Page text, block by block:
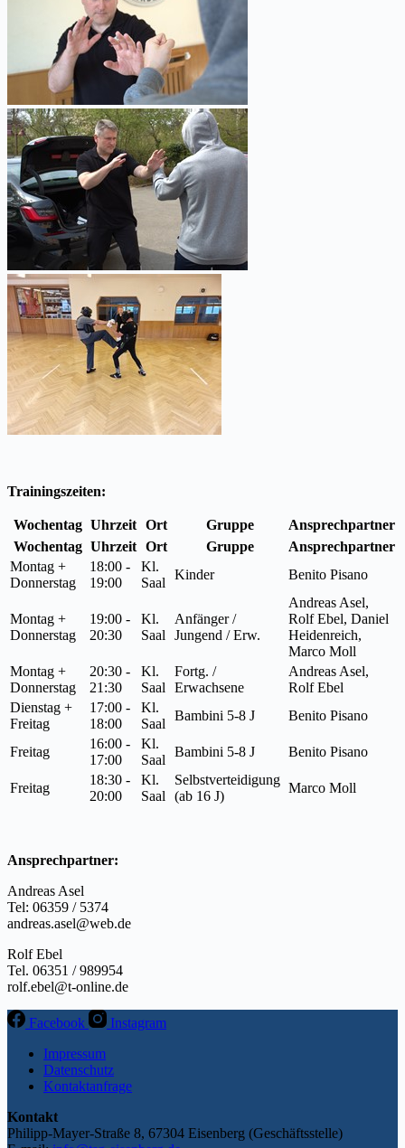
Trainingszeiten:
Wochentag Uhrzeit Ort Gruppe
Ansprechpartner
Wochentag Uhrzeit Ort Gruppe
Ansprechpartner
Montag +
Donnerstag
18:00 -
19:00
Kl.
Saal
Kinder Benito Pisano
Montag +
Donnerstag
19:00 -
20:30
Kl.
Saal
Anfänger /
Jungend / Erw.
Andreas Asel,
Rolf Ebel, Daniel
Heidenreich,
Marco Moll
Montag +
Donnerstag
20:30 -
21:30
Kl.
Saal
Fortg. /
Erwachsene
Andreas Asel,
Rolf Ebel
Dienstag +
Freitag
17:00 -
18:00
Kl.
Saal
Bambini 5-8 J Benito Pisano
Freitag
16:00 -
17:00
Kl.
Saal
Bambini 5-8 J Benito Pisano
Freitag
18:30 -
20:00
Kl.
Saal
Selbstverteidigung
(ab 16 J)
Marco Moll
Ansprechpartner:
Andreas Asel
Tel: 06359 / 5374
andreas.asel@web.de
Rolf Ebel
Tel. 06351 / 989954
rolf.ebel@t-online.de
Facebook
Instagram
Impressum
Datenschutz
Kontaktanfrage
Kontakt
Philipp-Mayer-Straße 8, 67304 Eisenberg (Geschäftsstelle)